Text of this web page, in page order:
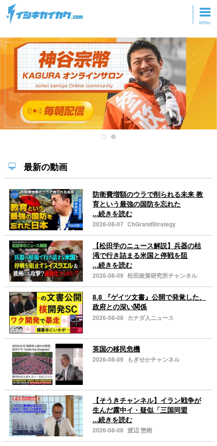
トップページ
動画を見る
記事を読む
セミナーに参加
研修・ツアーに参加
最新の動画
防衛費増額のウラで削られる未来 教
育という最強の国防を忘れた
...続きを読む
2026-08-07 ChGrandStrategy
【松田学のニュース解説】兵器の枯
渇で行き詰まる米国と停戦を阻
...続きを読む
2026-08-09 松田政策研究所チャンネル
8.8 『ゲイツ文書』公開で発覚した、
政府との深い関係
2026-08-08 カナダ人ニュース
英国の移民危機
2026-08-09 もぎせかチャンネル
【そうきチャンネル】イラン戦争が
生んだ露中イ・疑似「三国同盟
...続きを読む
2026-08-08 渡辺 惣樹